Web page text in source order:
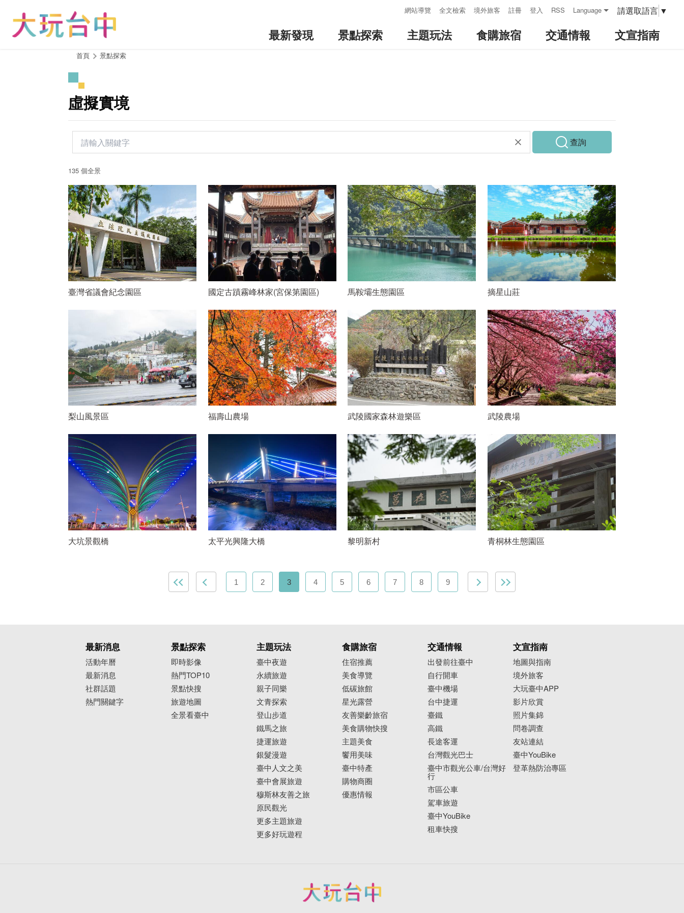
網站導覽 全文檢索 境外旅客 註冊 登入 RSS Language 請選取語言 ▼
最新發現 景點探索 主題玩法 食購旅宿 交通情報 文宣指南
首頁 景點探索
虛擬實境
查詢
135 個全景
臺灣省議會紀念園區 國定古蹟霧峰林家(宮保第園區) 馬鞍壩生態園區 摘星山莊
梨山風景區 福壽山農場 武陵國家森林遊樂區 武陵農場
大坑景觀橋 太平光興隆大橋 黎明新村 青桐林生態園區
1 2 3 4 5 6 7 8 9
最新消息
活動年曆
最新消息
社群話題
熱門關鍵字
景點探索
即時影像
熱門TOP10
景點快搜
旅遊地圖
全景看臺中
主題玩法
臺中夜遊
永續旅遊
親子同樂
文青探索
登山步道
鐵馬之旅
捷運旅遊
銀髮漫遊
臺中人文之美
臺中會展旅遊
穆斯林友善之旅
原民觀光
更多主題旅遊
更多好玩遊程
食購旅宿
住宿推薦
美食導覽
低碳旅館
星光露營
友善樂齡旅宿
美食購物快搜
主題美食
饗用美味
臺中特產
購物商圈
優惠情報
交通情報
出發前往臺中
自行開車
臺中機場
台中捷運
臺鐵
高鐵
長途客運
台灣觀光巴士
臺中市觀光公車/台灣好
行
市區公車
駕車旅遊
臺中YouBike
租車快搜
文宣指南
地圖與指南
境外旅客
大玩臺中APP
影片欣賞
照片集錦
問卷調查
友站連結
臺中YouBike
登革熱防治專區